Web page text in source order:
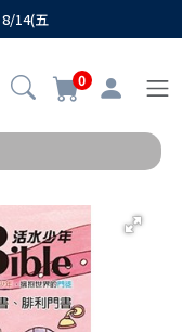
8/14(五
0